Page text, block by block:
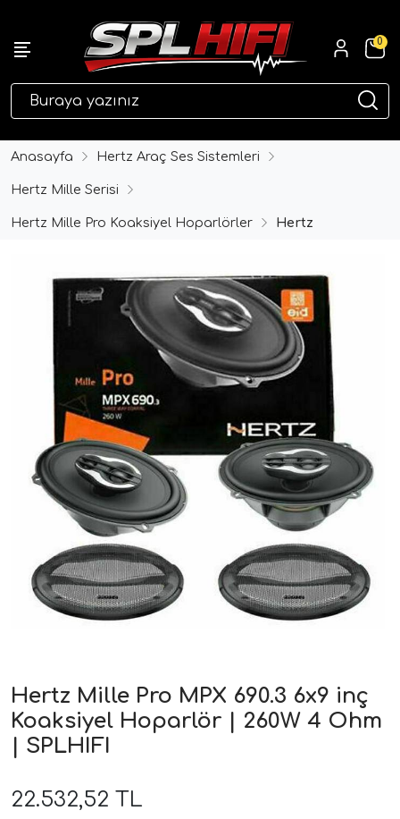
0
Anasayfa Hertz Araç Ses Sistemleri
Hertz Mille Serisi
Hertz Mille Pro Koaksiyel Hoparlörler Hertz
Hertz Mille Pro MPX 690.3 6x9 inç
Koaksiyel Hoparlör | 260W 4 Ohm
| SPLHIFI
22.532,52 TL